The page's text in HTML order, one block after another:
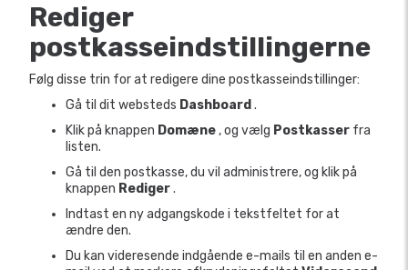
Rediger
postkasseindstillingerne
Følg disse trin for at redigere dine postkasseindstillinger:
Gå til dit websteds Dashboard .
Klik på knappen Domæne , og vælg Postkasser fra
listen.
Gå til den postkasse, du vil administrere, og klik på
knappen Rediger.
Indtast en ny adgangskode i tekstfeltet for at
ændre den.
Du kan videresende indgående e-mails til en anden e-